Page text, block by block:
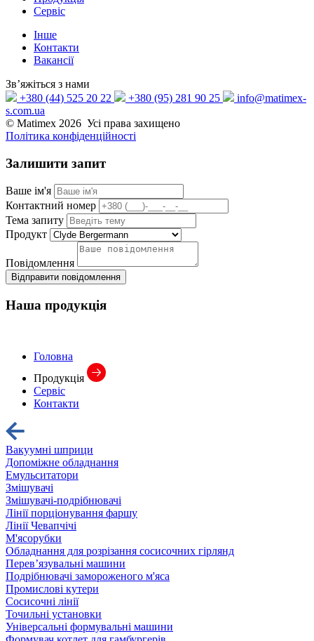
Сервіс
Інше
Контакти
Вакансії
Зв’яжіться з нами
+380 (44) 525 20 22
+380 (95) 281 90 25
info@matimex-
s.com.ua
© Matimex 2026 Усі права захищено
Політика конфіденційності
Залишити запит
Ваше ім'я
Контактний номер
Тема запиту
Продукт
Повідомлення
Відправити повідомлення
Наша продукція
Головна
Продукція
Сервіс
Контакти
Вакуумні шприци
Допоміжне обладнання
Емульситатори
Змішувачі
Змішувачі-подрібнювачі
Лінії порціонування фаршу
Лінії Чевапчічі
М'ясорубки
Обладнання для розрізання сосисочних гірлянд
Перев’язувальні машини
Подрібнювачі замороженого м'яса
Промислові кутери
Сосисочні лінії
Точильні установки
Універсальні формувальні машини